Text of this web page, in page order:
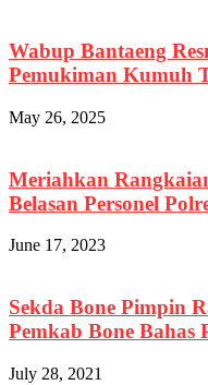
Wabup Bantaeng
Pemukiman Kumuh
May 26, 2025
Meriahkan
Belasan Personel
June 17, 2023
Sekda Bone Pimpin
Pemkab Bone Bahas
July 28, 2021